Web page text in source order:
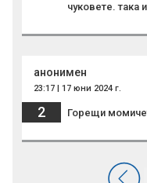
чуковете. така
анонимен
23:17 | 17 юни 2024 г.
2 Горещи